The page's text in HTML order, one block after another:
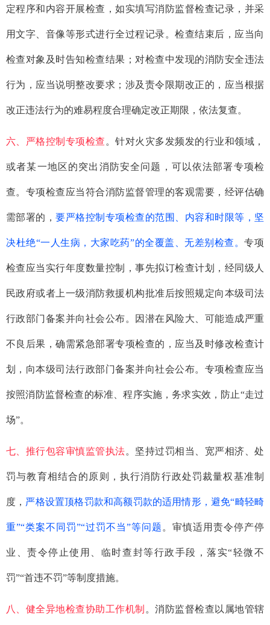
定程序和内容开展检查，如实填写消防监督检查记录，并采
用文字、音像等形式进行全过程记录。检查结束后，应当向
检查对象及时告知检查结果；对检查中发现的消防安全违法
行为，应当说明整改要求；涉及责令限期改正的，应当根据
改正违法行为的难易程度合理确定改正期限，依法复查。
六、严格控制专项检查 。针对火灾多发频发的行业和领域，
或者某一地区的突出消防安全问题，可以依法部署专项检
查。专项检查应当符合消防监督管理的客观需要，经评估确
需部署的，要严格控制专项检查的范围、内容和时限等，坚
决杜绝“一人生病，大家吃药”的全覆盖、无差别检查。专项
检查应当实行年度数量控制，事先拟订检查计划，经同级人
民政府或者上一级消防救援机构批准后按照规定向本级司法
行政部门备案并向社会公布。因潜在风险大、可能造成严重
不良后果，确需紧急部署专项检查的，应当及时修改检查计
划，向本级司法行政部门备案并向社会公布。专项检查应当
按照消防监督检查的标准、程序实施，务求实效，防止“走过
场”。
七、推行包容审慎监管执法。坚持过罚相当、宽严相济、处
罚与教育相结合的原则，执行消防行政处罚裁量权基准制
度， 严格设置顶格罚款和高额罚款的适用情形，避免“畸轻畸
重”“类案不同罚”“过罚不当”等问题 。审慎适用责令停产停
业、责令停止使用、临时查封等行政手段，落实“轻微不
罚”“首违不罚”等制度措施。
八、健全异地检查协助工作机制 。消防监督检查以属地管辖